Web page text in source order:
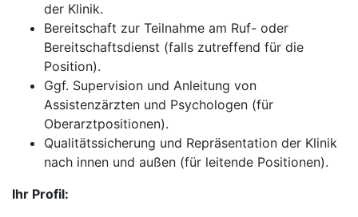
der Klinik.
Bereitschaft zur Teilnahme am Ruf- oder
Bereitschaftsdienst (falls zutreffend für die
Position).
Ggf. Supervision und Anleitung von
Assistenzärzten und Psychologen (für
Oberarztpositionen).
Qualitätssicherung und Repräsentation der Klinik
nach innen und außen (für leitende Positionen).
Ihr Profil: